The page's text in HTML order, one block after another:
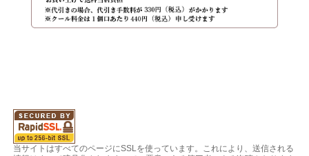
当サイトはすべてのページにSSLを使っています。これにより、送信される